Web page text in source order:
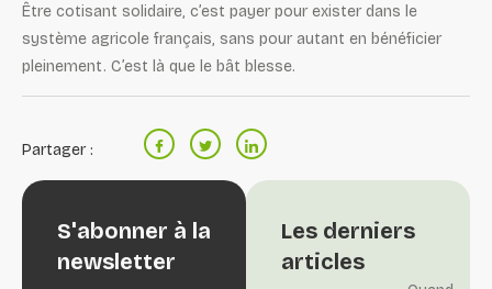
Être cotisant solidaire, c’est payer pour exister dans le
système agricole français, sans pour autant en bénéficier
pleinement. C’est là que le bât blesse.
Partager :
Les derniers
articles
S'abonner à la
newsletter